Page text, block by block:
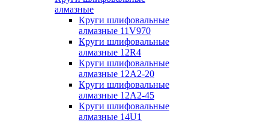
алмазные
Круги шлифовальные
алмазные 11V970
Круги шлифовальные
алмазные 12R4
Круги шлифовальные
алмазные 12А2-20
Круги шлифовальные
алмазные 12А2-45
Круги шлифовальные
алмазные 14U1